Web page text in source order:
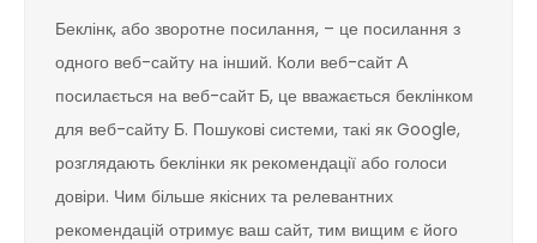
Беклінк, або зворотне посилання, – це посилання з
одного веб-сайту на інший. Коли веб-сайт А
посилається на веб-сайт Б, це вважається беклінком
для веб-сайту Б. Пошукові системи, такі як Google,
розглядають беклінки як рекомендації або голоси
довіри. Чим більше якісних та релевантних
рекомендацій отримує ваш сайт, тим вищим є його